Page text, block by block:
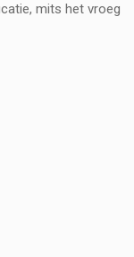
mits het vroeg